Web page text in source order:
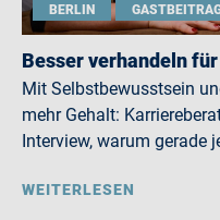
BERLIN
Besser verhandeln
Mit Selbstbewusstsein
mehr Gehalt:
Interview, warum gerade
WEITERLESEN